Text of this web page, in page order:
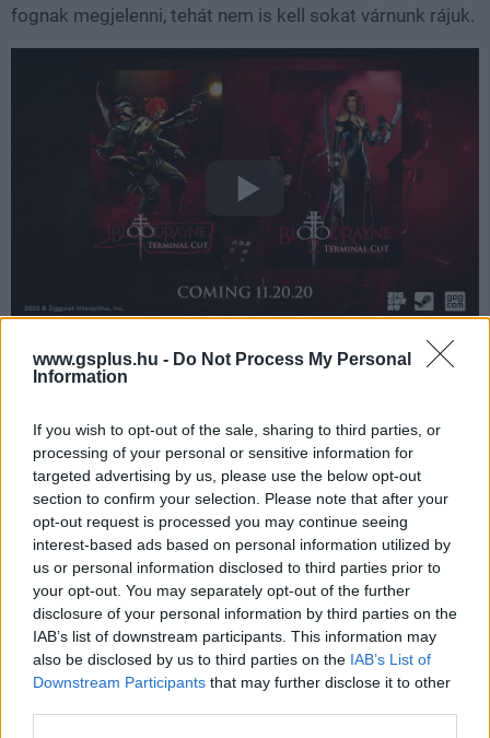
www.gsplus.hu - Do Not Process My Personal
Information
If you wish to opt-out of the sale, sharing to third parties, or
processing of your personal or sensitive information for
targeted advertising by us, please use the below opt-out
section to confirm your selection. Please note that after your
opt-out request is processed you may continue seeing
interest-based ads based on personal information utilized by
us or personal information disclosed to third parties prior to
your opt-out. You may separately opt-out of the further
disclosure of your personal information by third parties on the
IAB’s list of downstream participants. This information may
also be disclosed by us to third parties on the IAB’s List of
Downstream Participants that may further disclose it to other
fognak megjelenni, tehát nem is kell sokat várnunk rájuk.
Ti megveszitek majd az új kiadásokat?
SMASH by Meló-Diák: Homok, zene és a nyár legjobb
hangulata – Jön a második forduló! (X)
Július végén folytatódik a balatoni strandröplabda-
sorozat.
Címkék: #bloodrayne: terminal cut
#bloodrayne 2: terminal
#bloodrayne #bloodrayne 2
#ziggurat interactive